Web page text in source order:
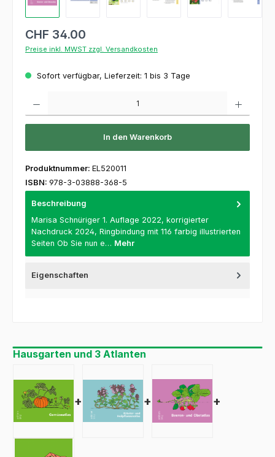
CHF 34.00
Preise inkl. MWST zzgl. Versandkosten
Sofort verfügbar, Lieferzeit: 1 bis 3 Tage
In den Warenkorb
Produktnummer: EL520011
ISBN: 978-3-03888-368-5
Beschreibung
Marisa Schnüriger 1. Auflage 2022, korrigierter
Nachdruck 2024, Ringbindung mit 116 farbig illustrierten
Seiten Ob Sie nun e… Mehr
Eigenschaften
Hausgarten und 3 Atlanten
+ + +